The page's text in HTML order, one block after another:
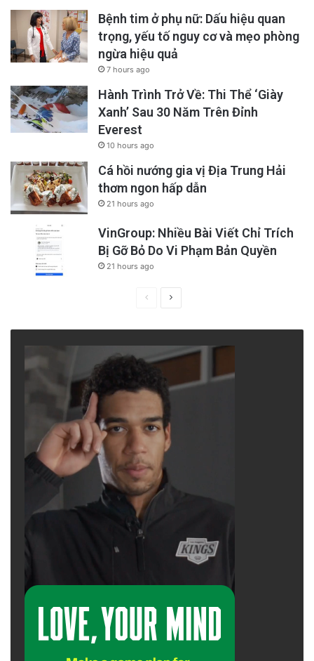
Bệnh tim ở phụ nữ: Dấu hiệu quan
trọng, yếu tố nguy cơ và mẹo phòng
ngừa hiệu quả
7 hours ago
Hành Trình Trở Về: Thi Thể ‘Giày
Xanh’ Sau 30 Năm Trên Đỉnh
Everest
10 hours ago
Cá hồi nướng gia vị Địa Trung Hải
thơm ngon hấp dẫn
21 hours ago
VinGroup: Nhiều Bài Viết Chỉ Trích
Bị Gỡ Bỏ Do Vi Phạm Bản Quyền
21 hours ago
PreviousNext